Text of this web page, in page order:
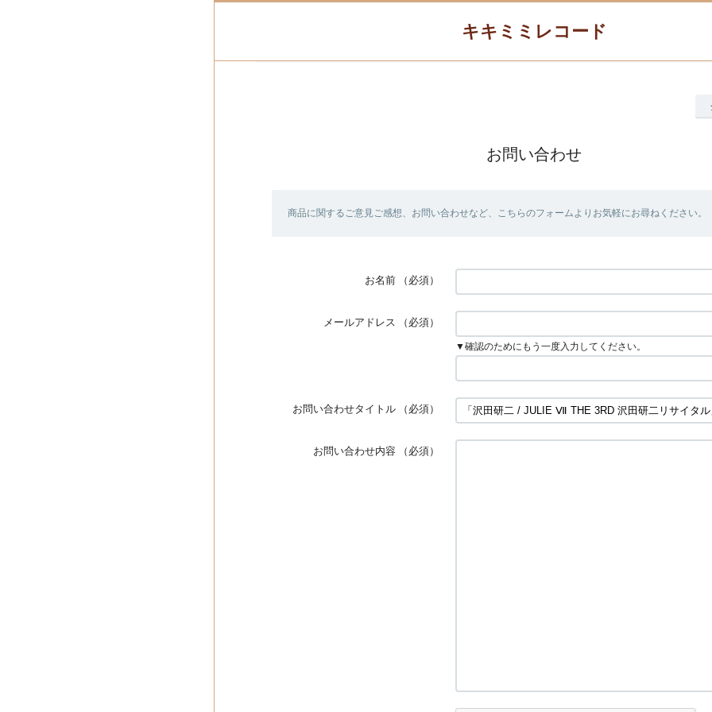
キキミミレコード
お問い合わせ
商品に関するご意見ご感想、お問い合わせなど、こちらのフォームよりお気軽にお尋ねください。
お名前 （必須）
メールアドレス （必須）
▼確認のためにもう一度入力してください。
お問い合わせタイトル （必須）
お問い合わせ内容 （必須）